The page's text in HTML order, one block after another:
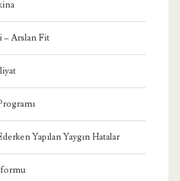
– Arslan Fit
Yapılan Yaygın Hatalar